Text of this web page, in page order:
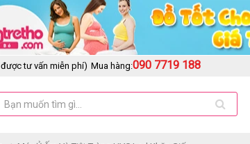
tư vấn miễn phí) Mua hàng:090 7719 188